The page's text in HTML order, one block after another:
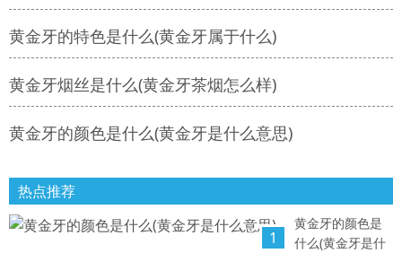
黄金牙的特色是什么(黄金牙属于什么)
黄金牙烟丝是什么(黄金牙茶烟怎么样)
黄金牙的颜色是什么(黄金牙是什么意思)
热点推荐
1
黄金牙的颜色是
什么(黄金牙是什